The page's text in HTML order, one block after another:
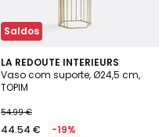
Saldos
LA REDOUTE INTERIEURS
Vaso com suporte, Ø24,5 cm,
TOPIM
54.99 €
44.54 € -19%
4
/
5